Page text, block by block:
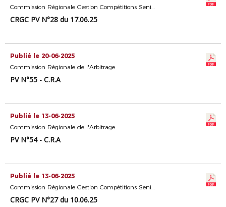
Commission Régionale Gestion Compétitions Seniors
CRGC PV N°28 du 17.06.25
Publié le 20-06-2025
Commission Régionale de l'Arbitrage
PV N°55 - C.R.A
Publié le 13-06-2025
Commission Régionale de l'Arbitrage
PV N°54 - C.R.A
Publié le 13-06-2025
Commission Régionale Gestion Compétitions Seniors
CRGC PV N°27 du 10.06.25